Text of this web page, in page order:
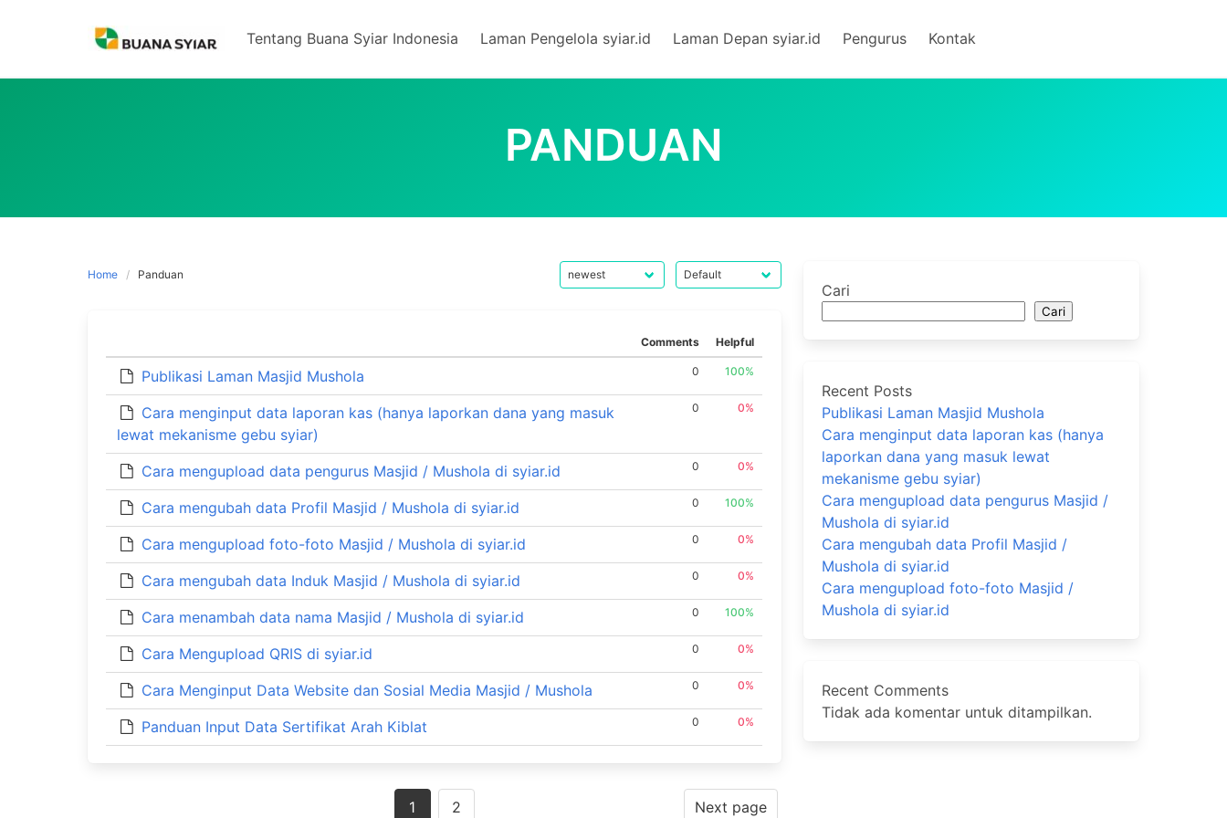
Tentang Buana Syiar Indonesia Laman Pengelola syiar.id Laman Depan syiar.id Pengurus Kontak
PANDUAN
Home Panduan
Comments Helpful
Publikasi Laman Masjid Mushola 0 100%
Cara menginput data laporan kas (hanya laporkan dana yang masuk
lewat mekanisme gebu syiar)
0 0%
Cara mengupload data pengurus Masjid / Mushola di syiar.id 0 0%
Cara mengubah data Profil Masjid / Mushola di syiar.id 0 100%
Cara mengupload foto-foto Masjid / Mushola di syiar.id 0 0%
Cara mengubah data Induk Masjid / Mushola di syiar.id 0 0%
Cara menambah data nama Masjid / Mushola di syiar.id 0 100%
Cara Mengupload QRIS di syiar.id 0 0%
Cara Menginput Data Website dan Sosial Media Masjid / Mushola 0 0%
Panduan Input Data Sertifikat Arah Kiblat 0 0%
1 2 Next page
Cari
Cari
Recent Posts
Publikasi Laman Masjid Mushola
Cara menginput data laporan kas (hanya
laporkan dana yang masuk lewat
mekanisme gebu syiar)
Cara mengupload data pengurus Masjid /
Mushola di syiar.id
Cara mengubah data Profil Masjid /
Mushola di syiar.id
Cara mengupload foto-foto Masjid /
Mushola di syiar.id
Recent Comments
Tidak ada komentar untuk ditampilkan.